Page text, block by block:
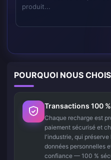
POURQUOI NOUS
Transactions 100
Chaque recharge est
paiement sécurisé et
l'industrie, qui
données personnelles
confiance — 100 %